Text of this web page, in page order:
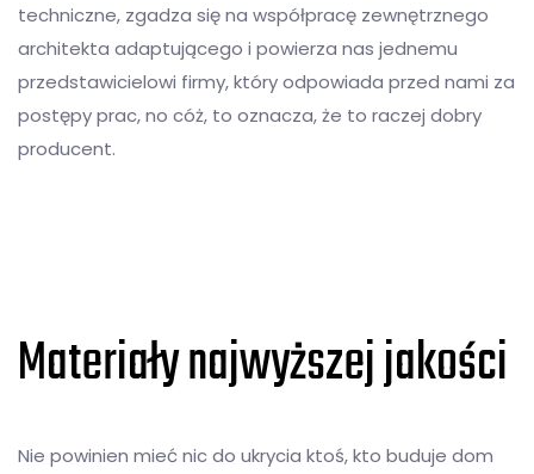
techniczne, zgadza się na współpracę zewnętrznego
architekta adaptującego i powierza nas jednemu
przedstawicielowi firmy, który odpowiada przed nami za
postępy prac, no cóż, to oznacza, że to raczej dobry
producent.
Materiały najwyższej jakości
Nie powinien mieć nic do ukrycia ktoś, kto buduje dom